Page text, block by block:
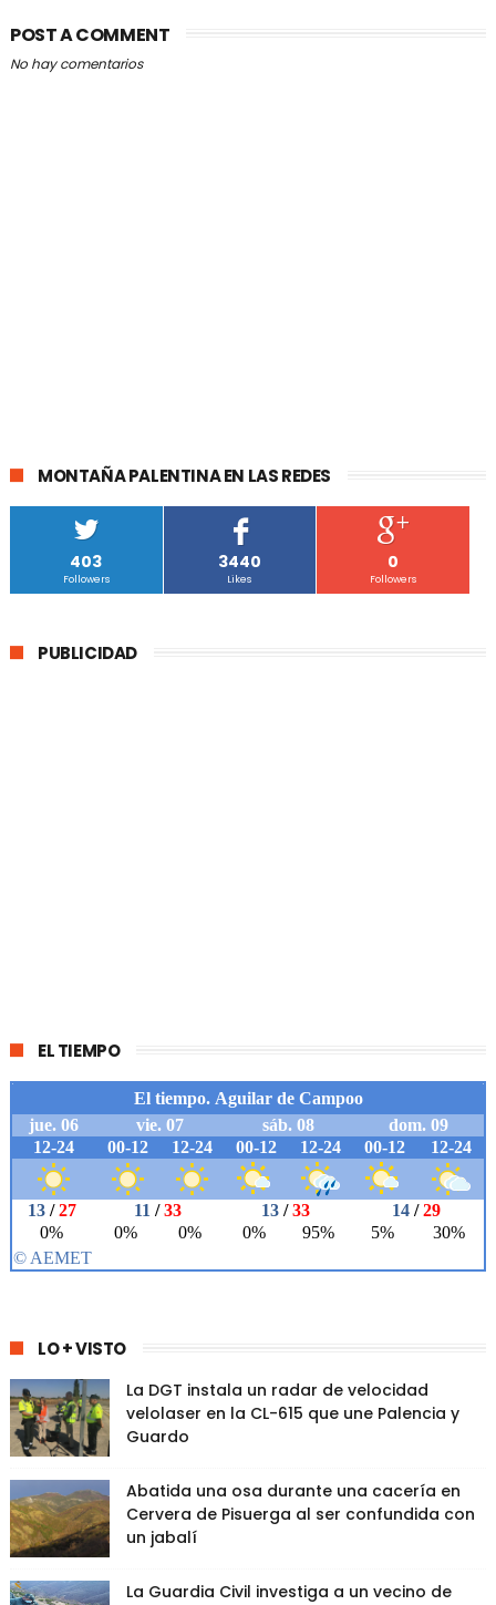
POST A COMMENT
No hay comentarios
MONTAÑA PALENTINA EN LAS REDES
403
Followers
3440
Likes
0
Followers
PUBLICIDAD
EL TIEMPO
LO + VISTO
La DGT instala un radar de velocidad
velolaser en la CL-615 que une Palencia y
Guardo
Abatida una osa durante una cacería en
Cervera de Pisuerga al ser confundida con
un jabalí
La Guardia Civil investiga a un vecino de